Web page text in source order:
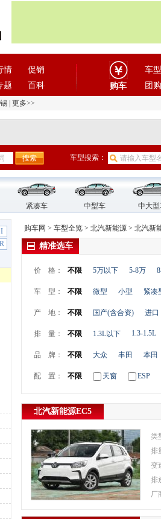
情
促销
题 百科 购车
车型
团购
更多>>
车型搜索：
紧凑车 中型车 中大
I
R
购车网 > 车型全览 > 北汽新能源 > 北汽新
精准选车
价 格： 不限 5万以下 5-8万
车 型： 不限 微型 小型 紧凑
产 地： 不限 国产(含合资) 进口
排 量： 不限 1.3L以下 1.3-1.5L
品 牌： 不限 大众 丰田 本田
配 置： 不限 天窗 ESP
北汽新能源EC5
类
排
变
排
厂